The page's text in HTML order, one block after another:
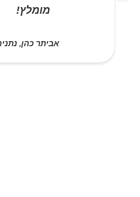
מומלץ!
אביתר כהן, נתניה.